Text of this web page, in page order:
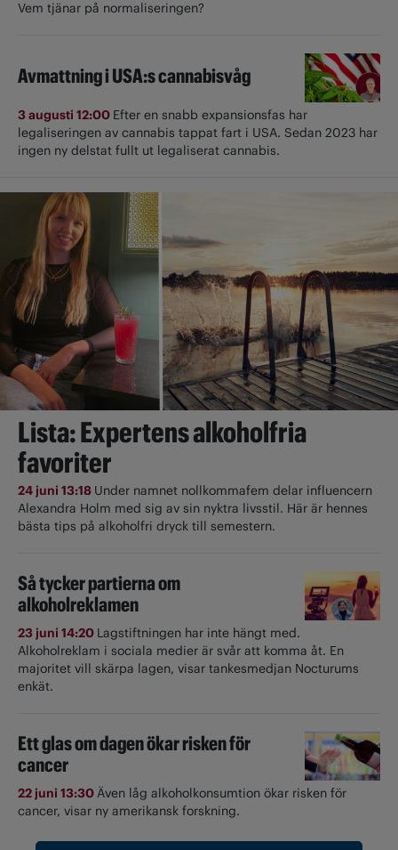
Vem tjänar på normaliseringen?
Avmattning i USA:s cannabisvåg
3 augusti 12:00 Efter en snabb expansionsfas har
legaliseringen av cannabis tappat fart i USA. Sedan 2023 har
ingen ny delstat fullt ut ­legaliserat cannabis.
Lista: Expertens alkoholfria
favoriter
24 juni 13:18 Under namnet nollkommafem delar influencern
Alexandra Holm med sig av sin nyktra livsstil. Här är hennes
bästa tips på alkoholfri dryck till semestern.
Så tycker partierna om
alkoholreklamen
23 juni 14:20 Lagstiftningen har inte hängt med.
Alkoholreklam i sociala medier är svår att komma åt. En
majoritet vill skärpa lagen, visar tankesmedjan Nocturums
enkät.
Ett glas om dagen ökar risken för
cancer
22 juni 13:30Även låg alkoholkonsumtion ökar risken för
cancer, visar ny amerikansk forskning.